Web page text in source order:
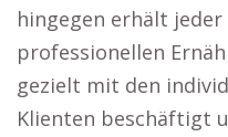
hingegen erhält jeder
professionellen
gezielt mit den
Klienten beschäftigt